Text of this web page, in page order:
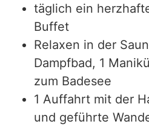
täglich ein
Buffet
Relaxen in der
Dampfbad, 1
zum Badesee
1 Auffahrt mit der
und geführte